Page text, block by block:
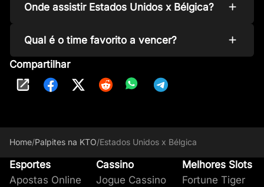
Onde assistir Estados Unidos x Bélgica?
Qual é o time favorito a vencer?
Compartilhar
Home/Palpites na KTO/Estados Unidos x Bélgica
Esportes
Apostas Online
Cassino
Jogue Cassino
Melhores Slots
Fortune Tiger